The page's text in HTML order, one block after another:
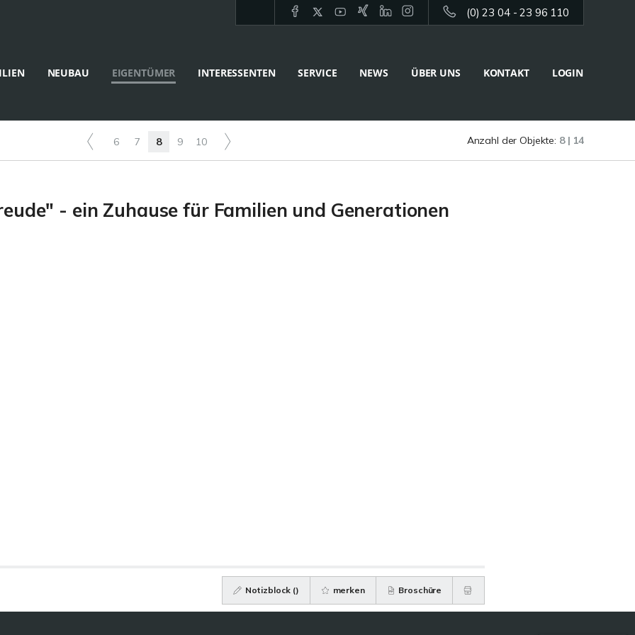
(0) 23 04 - 23 96 110
NEUBAU EIGENTÜMER INTERESSENTEN SERVICE NEWS ÜBER UNS KONTAKT LOGIN
6 7 8 9 10 Anzahl der Objekte: 8 | 14
- ein Zuhause für Familien und Generationen
Notizblock () merken Broschüre